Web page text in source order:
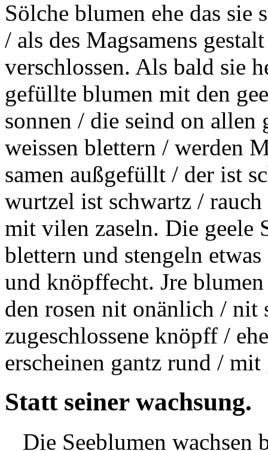
Sölche blumen ehe das
/ als des Magsamens
verschlossen. Als bald sie
gefüllte blumen mit den
sonnen / die seind on
weissen blettern / werden
samen außgefüllt / der ist
wurtzel ist schwartz / rauch
mit vilen zaseln. Die geele
blettern und stengeln
und knöpffecht. Jre
den rosen nit onänlich / nit
zugeschlossene knöpff /
erscheinen gantz rund /
Statt seiner wachsung.
Die Seeblumen wachsen